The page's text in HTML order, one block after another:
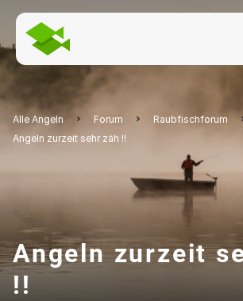
Alle Angeln Forum
Raubfischforum
Angeln zurzeit sehr zäh !!
Angeln zurzeit
!!